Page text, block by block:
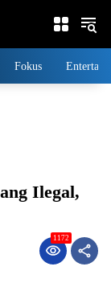
Fokus Entertain
Ilegal,
1172